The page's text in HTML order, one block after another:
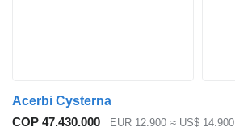
Acerbi Cysterna
COP 47.430.000
EUR 12.900 ≈ US$ 14.900